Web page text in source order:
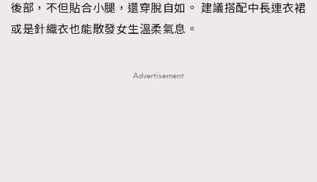
後部，不但貼合小腿，還穿脫自如。 建議搭配中長連衣裙
或是針織衣也能散發女生溫柔氣息。
Advertisement